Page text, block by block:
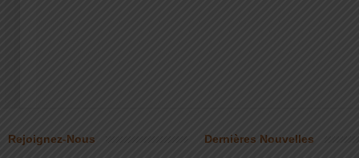
Rejoignez-Nous Dernières Nouvelles